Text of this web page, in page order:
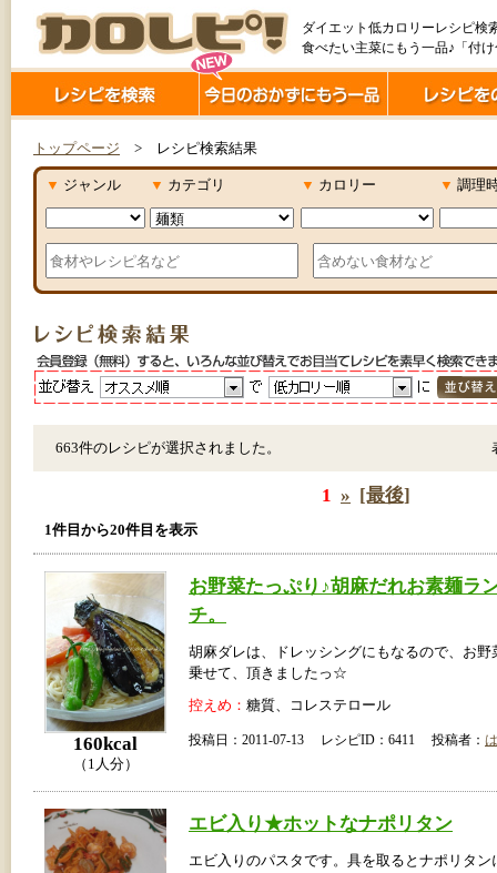
ダイエット低カロリーレシピ検
食べたい主菜にもう一品♪「付
トップページ > レシピ検索結果
▼ ジャンル ▼ カテゴリ ▼ カロリー ▼ 調理
663件のレシピが選択されました。
1 » [最後]
1件目から20件目を表示
160kcal
（1人分）
お野菜たっぷり♪胡麻だれお素麺ラ
チ。
胡麻ダレは、ドレッシングにもなるので、お野
乗せて、頂きましたっ☆
控えめ： 糖質、コレステロール
投稿日：2011-07-13 レシピID：6411 投稿者：
エビ入り★ホットなナポリタン
エビ入りのパスタです。具を取るとナポリタン